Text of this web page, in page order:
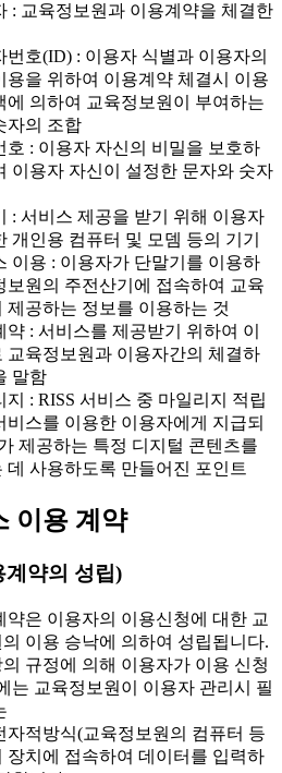
: 교육정보원과 이용계약을 체결한
호(ID) : 이용자 식별과 이용자의
용을 위하여 이용계약 체결시 이용
에 의하여 교육정보원이 부여하는
자의 조합
: 이용자 자신의 비밀을 보호하
이용자 자신이 설정한 문자와 숫자
: 서비스 제공을 받기 위해 이용자
개인용 컴퓨터 및 모뎀 등의 기기
이용 : 이용자가 단말기를 이용하
보원의 주전산기에 접속하여 교육
제공하는 정보를 이용하는 것
: 서비스를 제공받기 위하여 이
교육정보원과 이용자간의 체결하
말함
: RISS 서비스 중 마일리지 적립
비스를 이용한 이용자에게 지급되
제공하는 특정 디지털 콘텐츠를
데 사용하도록 만들어진 포인트
이용 계약
계약의 성립)
은 이용자의 이용신청에 대한 교
이용 승낙에 의하여 성립됩니다.
규정에 의해 이용자가 이용 신청
는 교육정보원이 이용자 관리시 필
자적방식(교육정보원의 컴퓨터 등
장치에 접속하여 데이터를 입력하